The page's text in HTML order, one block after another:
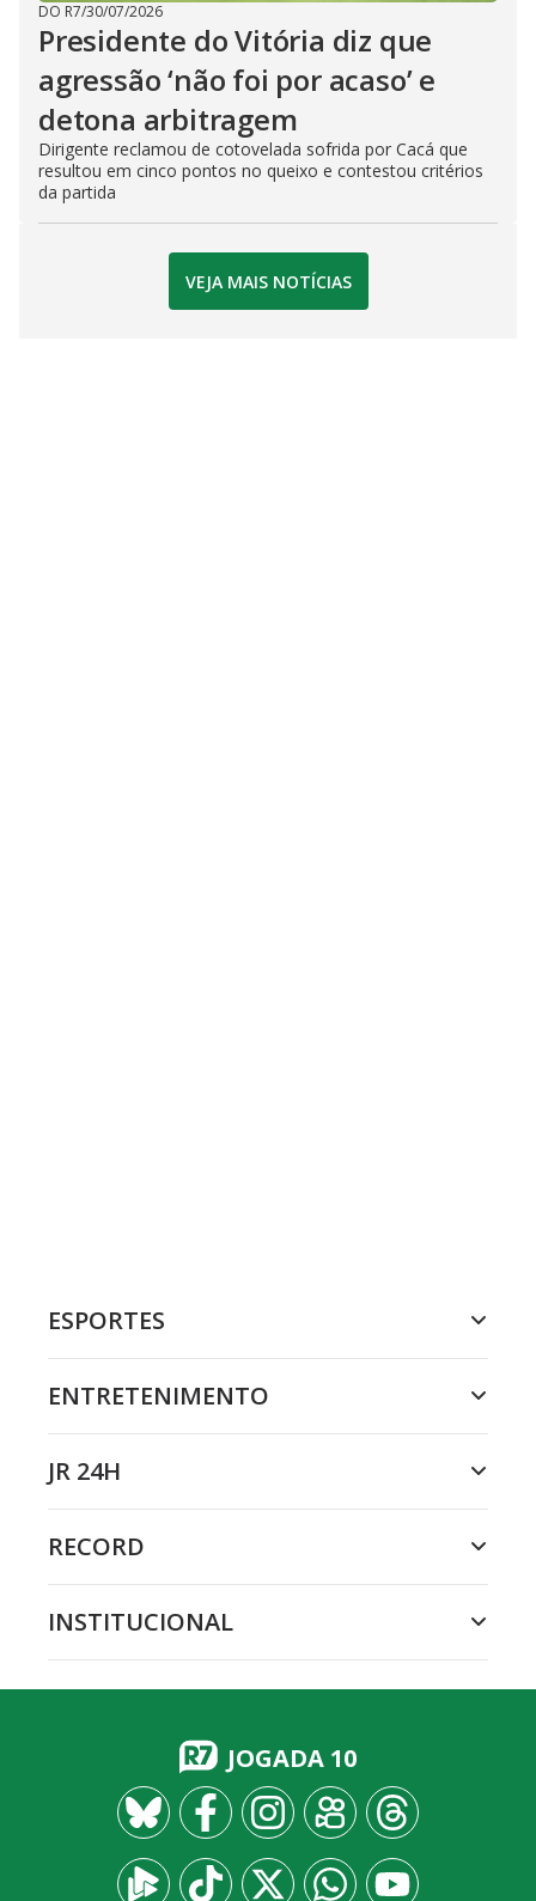
DO R7/30/07/2026
Presidente do Vitória diz que
agressão ‘não foi por acaso’ e
detona arbitragem
Dirigente reclamou de cotovelada sofrida por Cacá que
resultou em cinco pontos no queixo e contestou critérios
da partida
VEJA MAIS NOTÍCIAS
ESPORTES
ENTRETENIMENTO
JR 24H
RECORD
INSTITUCIONAL
JOGADA 10